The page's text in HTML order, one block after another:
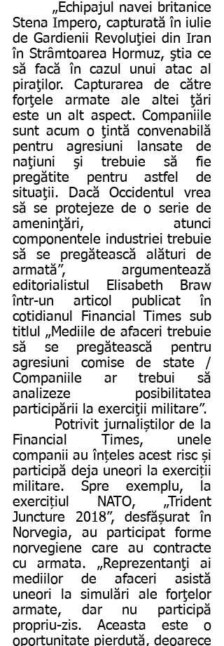
Stena Impero, capturată în iulie
de Gardienii Revoluţiei din Iran
în Strâmtoarea Hormuz, ştia ce
să facă în cazul unui atac al
piraţilor. Capturarea de către
forţele armate ale altei ţări
este un alt aspect. Companiile
sunt acum o ţintă convenabilă
pentru agresiuni lansate de
naţiuni şi trebuie să fie
pregătite pentru astfel de
situaţii. Dacă Occidentul vrea
să se protejeze de o serie de
ameninţări, atunci
componentele industriei trebuie
să se pregătească alături de
armată”, argumentează
editorialistul Elisabeth Braw
într-un articol publicat în
cotidianul Financial Times sub
titlul „Mediile de afaceri trebuie
să se pregătească pentru
agresiuni comise de state /
Companiile ar trebui să
analizeze posibilitatea
participării la exerciţii militare”.
Financial Times, unele
companii au înțeles acest risc și
participă deja uneori la exerciții
militare. Spre exemplu, la
exercițiul NATO, „Trident
Juncture 2018”, desfășurat în
Norvegia, au participat forme
norvegiene care au contracte
cu armata. „Reprezentanţi ai
mediilor de afaceri asistă
uneori la simulări ale forţelor
armate, dar nu participă
propriu-zis. Aceasta este o
oportunitate pierdută, deoarece